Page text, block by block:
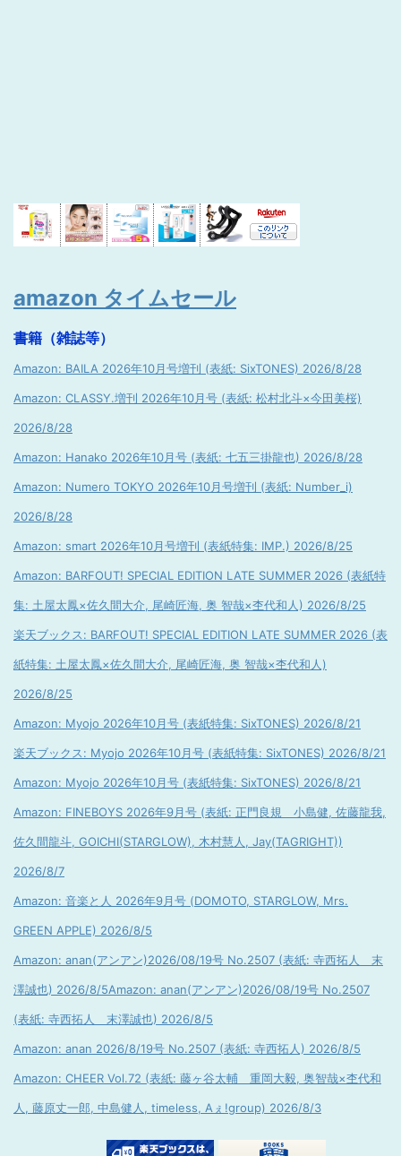
amazon タイムセール
書籍（雑誌等）
Amazon: BAILA 2026年10月号増刊 (表紙: SixTONES) 2026/8/28
Amazon: CLASSY.増刊 2026年10月号 (表紙: 松村北斗×今田美桜)
2026/8/28
Amazon: Hanako 2026年10月号 (表紙: 七五三掛龍也) 2026/8/28
Amazon: Numero TOKYO 2026年10月号増刊 (表紙: Number_i)
2026/8/28
Amazon: smart 2026年10月号増刊 (表紙特集: IMP.) 2026/8/25
Amazon: BARFOUT! SPECIAL EDITION LATE SUMMER 2026 (表紙特
集: 土屋太鳳×佐久間大介, 尾崎匠海, 奥 智哉×杢代和人) 2026/8/25
楽天ブックス: BARFOUT! SPECIAL EDITION LATE SUMMER 2026 (表
紙特集: 土屋太鳳×佐久間大介, 尾崎匠海, 奥 智哉×杢代和人)
2026/8/25
Amazon: Myojo 2026年10月号 (表紙特集: SixTONES) 2026/8/21
楽天ブックス: Myojo 2026年10月号 (表紙特集: SixTONES) 2026/8/21
Amazon: Myojo 2026年10月号 (表紙特集: SixTONES) 2026/8/21
Amazon: FINEBOYS 2026年9月号 (表紙: 正門良規 小島健, 佐藤龍我,
佐久間龍斗, GOICHI(STARGLOW), 木村慧人, Jay(TAGRIGHT))
2026/8/7
Amazon: 音楽と人 2026年9月号 (DOMOTO, STARGLOW, Mrs.
GREEN APPLE) 2026/8/5
Amazon: anan(アンアン)2026/08/19号 No.2507 (表紙: 寺西拓人 末
澤誠也) 2026/8/5Amazon: anan(アンアン)2026/08/19号 No.2507
(表紙: 寺西拓人 末澤誠也) 2026/8/5
Amazon: anan 2026/8/19号 No.2507 (表紙: 寺西拓人) 2026/8/5
Amazon: CHEER Vol.72 (表紙: 藤ヶ谷太輔 重岡大毅, 奥智哉×杢代和
人, 藤原丈一郎, 中島健人, timeless, Aぇ!group) 2026/8/3